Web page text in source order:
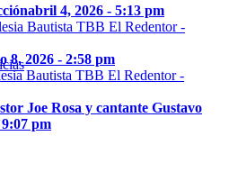
abril 4, 2026 - 5:13 pm
8, 2026 - 2:58 pm
Joe Rosa y cantante Gustavo
pm